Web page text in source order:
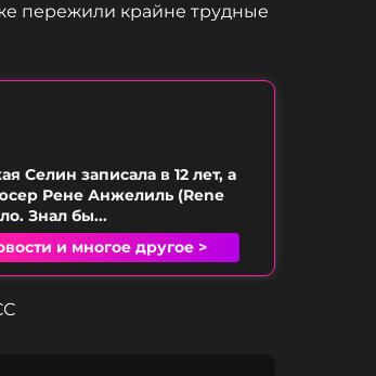
пережили крайне трудные
Селин записала в 12 лет, а
Рене Анжелиль (Rene
Знал бы...
и многое другое >